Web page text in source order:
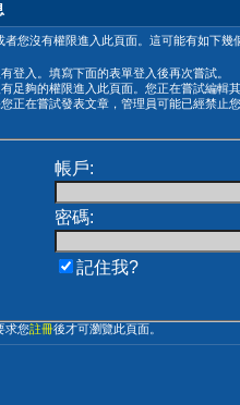
者您沒有權限進入此頁面。這可能有如下幾
登入。填寫下面的表單登入後再次嘗試。
足夠的權限進入此頁面。您正在嘗試編輯
正在嘗試發表文章，管理員可能已經禁止
帳戶:
密碼:
記住我?
求您註冊後才可瀏覽此頁面。